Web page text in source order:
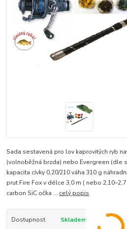
Sada sestavená pro lov kaprovitých ryb
(volnoběžná brzda) nebo Evergreen (dle
kapacita cívky 0,20/210 váha 310 g
prut Fire Fox v délce 3,0 m ( nebo
carbon SiC očka ... celý popis
Dostupnost Skladem